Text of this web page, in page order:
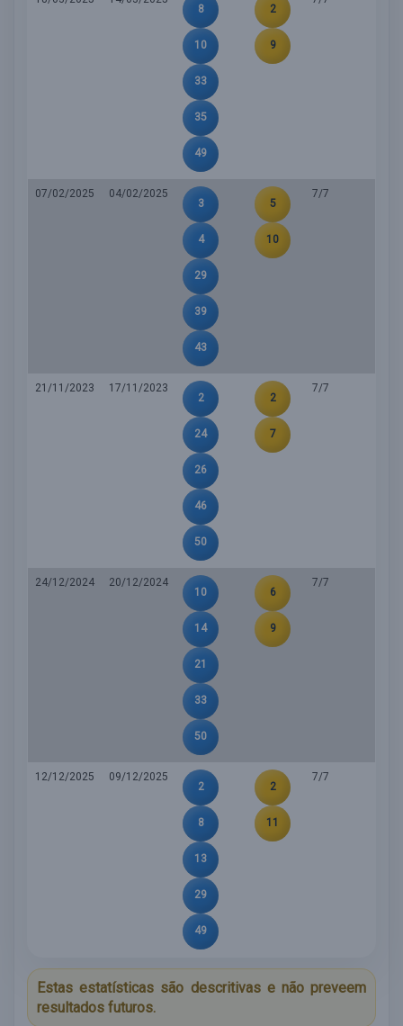
8
10
33
35
49
2
9
07/02/2025
04/02/2025
3
4
29
39
43
5
10
7/7
21/11/2023
17/11/2023
2
24
26
46
50
2
7
7/7
24/12/2024
20/12/2024
10
14
21
33
50
6
9
7/7
12/12/2025
09/12/2025
2
8
13
29
49
2
11
7/7
Estas estatísticas são descritivas e não preveem
resultados futuros.